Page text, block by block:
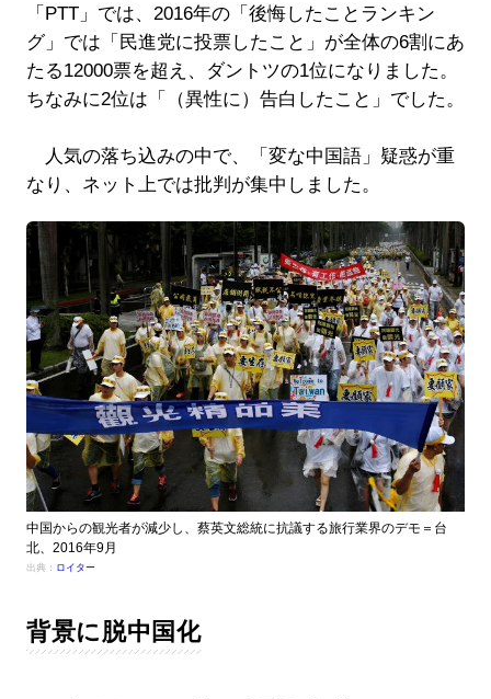
「PTT」では、2016年の「後悔したことランキン
グ」では「民進党に投票したこと」が全体の6割にあ
たる12000票を超え、ダントツの1位になりました。
ちなみに2位は「（異性に）告白したこと」でした。
人気の落ち込みの中で、「変な中国語」疑惑が重
なり、ネット上では批判が集中しました。
中国からの観光者が減少し、蔡英文総統に抗議する旅行業界のデモ＝台
北、2016年9月
出典： ロイター
背景に脱中国化